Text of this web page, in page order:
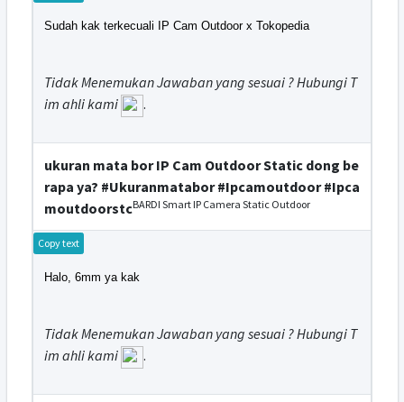
Sudah kak terkecuali IP Cam Outdoor x Tokopedia
Tidak Menemukan Jawaban yang sesuai ? Hubungi T
im ahli kami
.
ukuran mata bor IP Cam Outdoor Static dong be
rapa ya? #Ukuranmatabor #Ipcamoutdoor #Ipca
moutdoorstcBARDI Smart IP Camera Static Outdoor
Copy text
Halo, 6mm ya kak
Tidak Menemukan Jawaban yang sesuai ? Hubungi T
im ahli kami
.